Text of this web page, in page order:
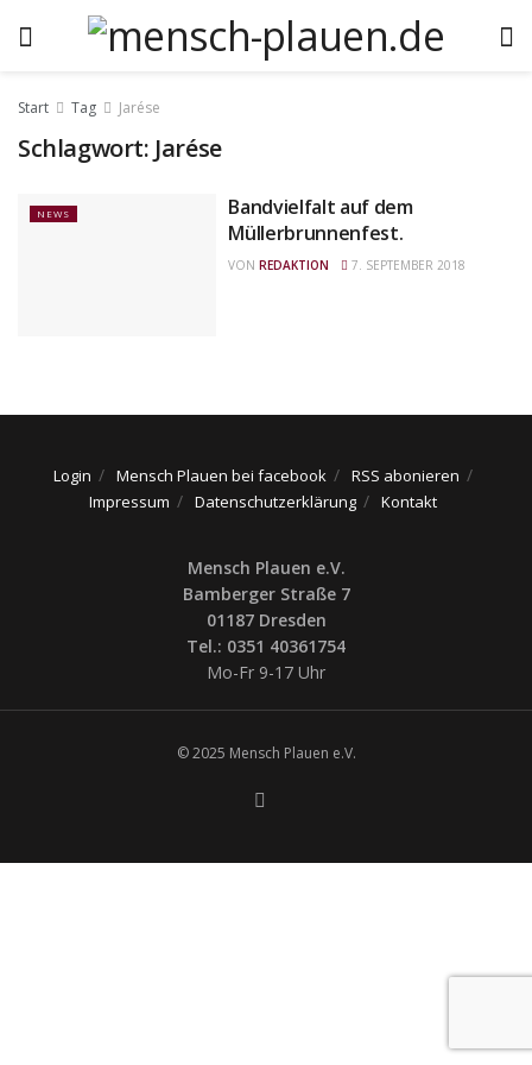
Start Tag Jarése
Schlagwort: Jarése
NEWS
Bandvielfalt auf dem
Müllerbrunnenfest.
VON REDAKTION 7. SEPTEMBER 2018
Login Mensch Plauen bei facebook
RSS abonieren
Impressum
Datenschutzerklärung Kontakt
Mensch Plauen e.V.
Bamberger Straße 7
01187 Dresden
Tel.: 0351 40361754
Mo-Fr 9-17 Uhr
© 2025 Mensch Plauen e.V.